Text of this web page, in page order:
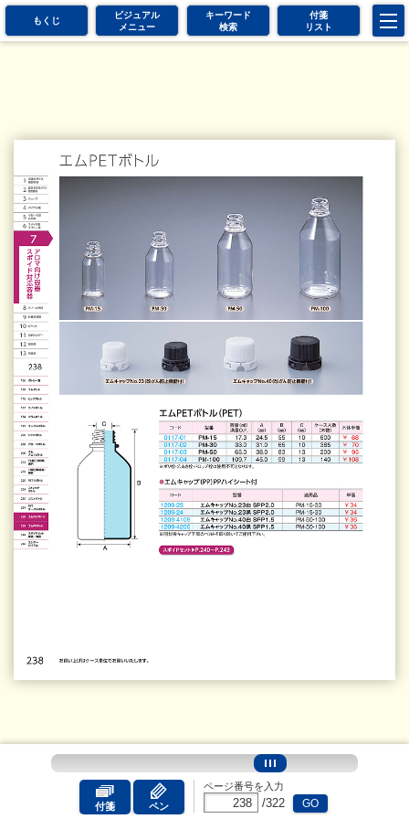
もくじ
ビジュアル
メニュー
キーワード
検索
付箋
リスト
付箋 ペン
ページ番号を入力
/322 GO